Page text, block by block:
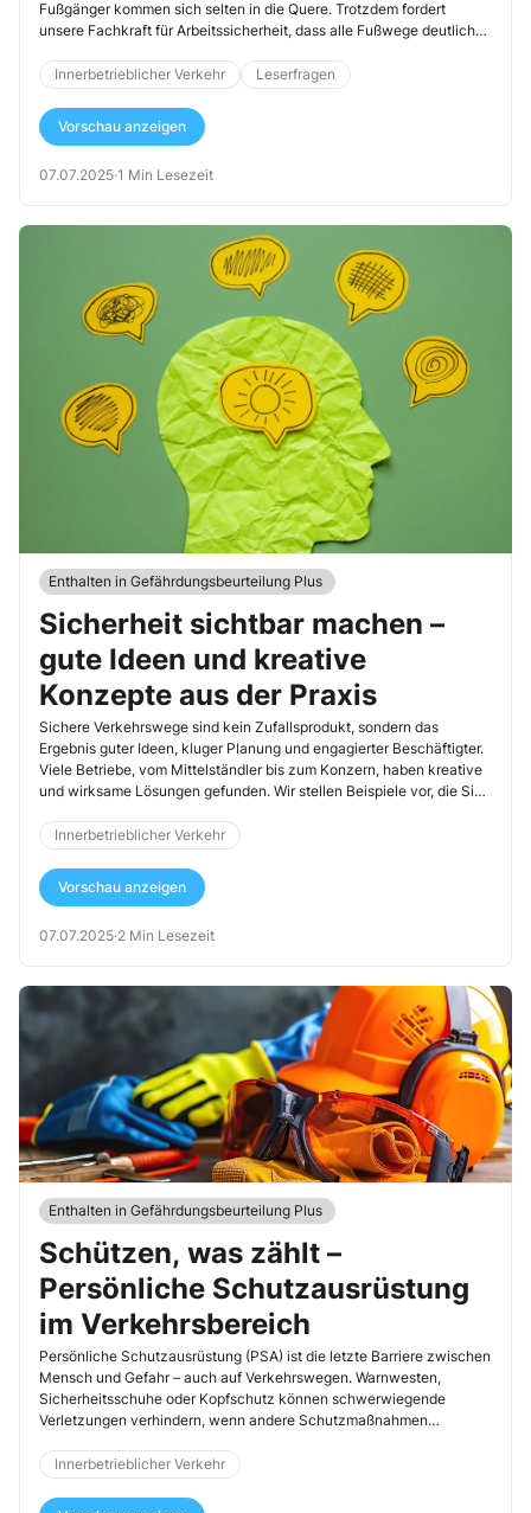
Fußgänger kommen sich selten in die Quere. Trotzdem fordert
unsere Fachkraft für Arbeitssicherheit, dass alle Fußwege deutlich
da nicht?“
Innerbetrieblicher Verkehr Leserfragen
Vorschau anzeigen
07.07.2025·1 Min Lesezeit
Enthalten in Gefährdungsbeurteilung Plus
Sicherheit sichtbar machen –
gute Ideen und kreative
Konzepte aus der Praxis
Sichere Verkehrswege sind kein Zufallsprodukt, sondern das
Ergebnis guter Ideen, kluger Planung und engagierter Beschäftigter.
Viele Betriebe, vom Mittelständler bis zum Konzern, haben kreative
und wirksame Lösungen gefunden. Wir stellen Beispiele vor, die Sie
Wegegestaltung bis zur Mitmachaktion im Pausenraum.
Innerbetrieblicher Verkehr
Vorschau anzeigen
07.07.2025·2 Min Lesezeit
Enthalten in Gefährdungsbeurteilung Plus
Schützen, was zählt –
Persönliche Schutzausrüstung
im Verkehrsbereich
Persönliche Schutzausrüstung (PSA) ist die letzte Barriere zwischen
Mensch und Gefahr – auch auf Verkehrswegen. Warnwesten,
Sicherheitsschuhe oder Kopfschutz können schwerwiegende
Verletzungen verhindern, wenn andere Schutzmaßnahmen
getragen und regelmäßig geprüft werden.
Innerbetrieblicher Verkehr